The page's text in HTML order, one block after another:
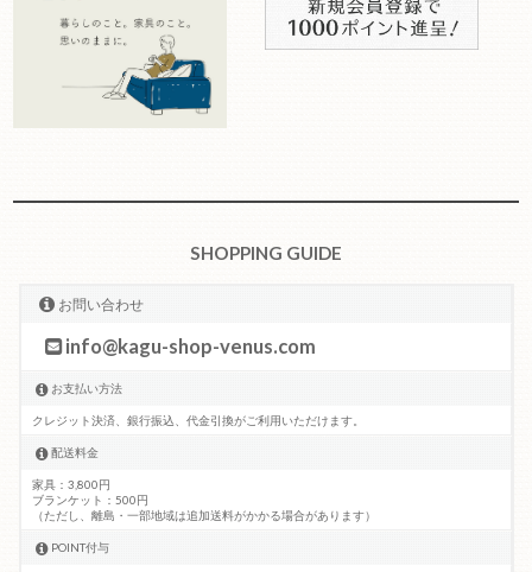
SHOPPING GUIDE
お問い合わせ
info@kagu-shop-venus.com
お支払い方法
クレジット決済、銀行振込、代金引換がご利用いただけます。
配送料金
家具：3,800円
ブランケット：500円
（ただし、離島・一部地域は追加送料がかかる場合があります）
POINT付与